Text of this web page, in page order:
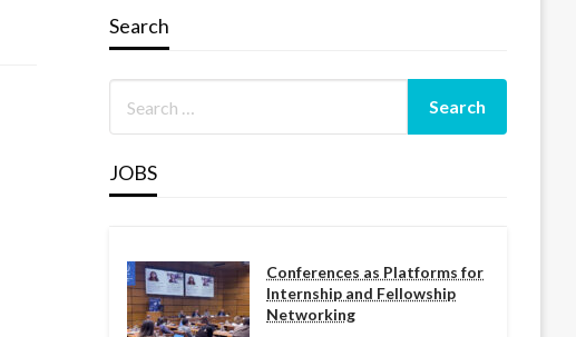
Search
JOBS
Conferences as Platforms for
Internship and Fellowship
Networking